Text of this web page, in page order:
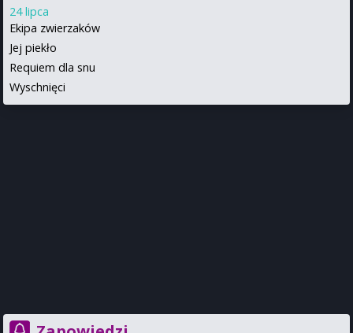
24 lipca
Ekipa zwierzaków
Jej piekło
Requiem dla snu
Wyschnięci